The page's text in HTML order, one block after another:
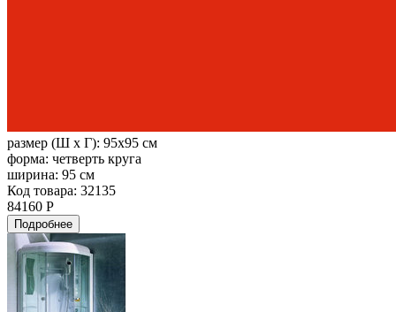
размер (Ш х Г): 95x95 см
форма: четверть круга
ширина: 95 см
Код товара: 32135
84160 Р
Подробнее